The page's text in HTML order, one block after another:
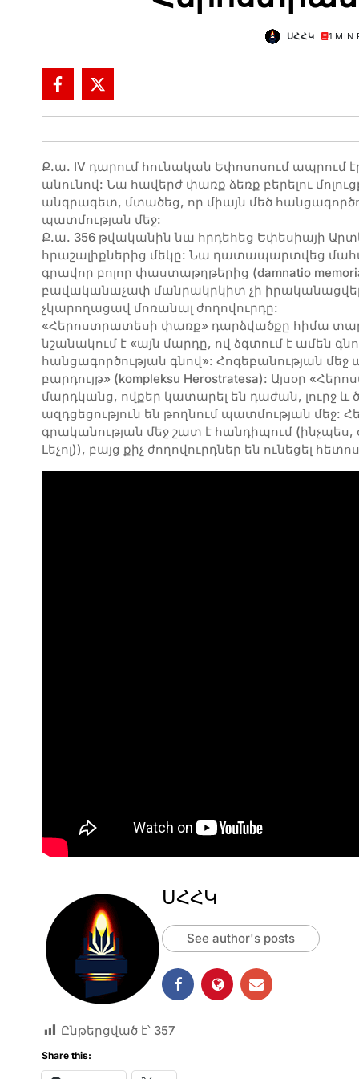
ՍՀՀԿ 1 MIN
Ք.ա. IV դարում հունական Եփոսոսում ապրում
անունով: Նա հավերժ փառք ձեռք բերելու
անգրագետ, մտածեց, որ միայն մեծ
պատմության մեջ:
Ք.ա. 356 թվականին նա հրդեհեց Եփեսիայի
հրաշալիքներից մեկը: Նա դատապարտվեց
գրավոր բոլոր փաստաթղթերից (damnatio
բավականաչափ մանրակրկիտ չի
չկարողացավ մոռանալ ժողովուրդը:
«Հերոստրատեսի փառք» դարձվածքը հիմա
նշանակում է «այն մարդը, ով ձգտում է ամեն
հանցագործության գնով»: Հոգեբանության մեջ
բարդույթ» (kompleksu Herostratesa): Այսօր
մարդկանց, ովքեր կատարել են դաժան, լուրջ և
ազդցեցություն են թողնում պատմության
գրականության մեջ շատ է հանդիպում
Լեչոլ)), բայց քիչ ժողովուրդներ են ունեցել
ՍՀՀԿ
See author's posts
Ընթերցված է՝ 357
Share this: